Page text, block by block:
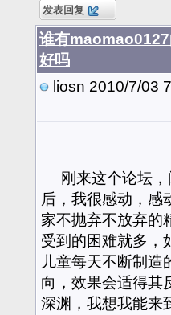
发表回复
谁有
好吗
liosn 2010/7/03
刚来这个论坛，
后，我很感动，感
家不抛弃不放弃的
受到的困难就多，
儿童每天不断制造
向，效果会适得其
深渊，我想我能来